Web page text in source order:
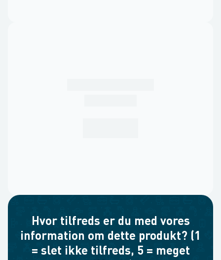
Hvor tilfreds er du med vores
information om dette produkt? (1
= slet ikke tilfreds, 5 = meget